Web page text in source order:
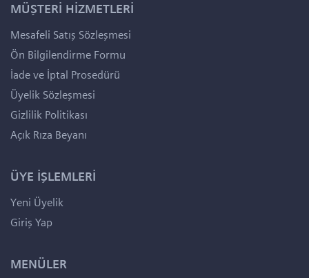
MÜŞTERİ HİZMETLERİ
Mesafeli Satış Sözleşmesi
Ön Bilgilendirme Formu
İade ve İptal Prosedürü
Üyelik Sözleşmesi
Gizlilik Politikası
Açık Rıza Beyanı
ÜYE İŞLEMLERİ
Yeni Üyelik
Giriş Yap
MENÜLER